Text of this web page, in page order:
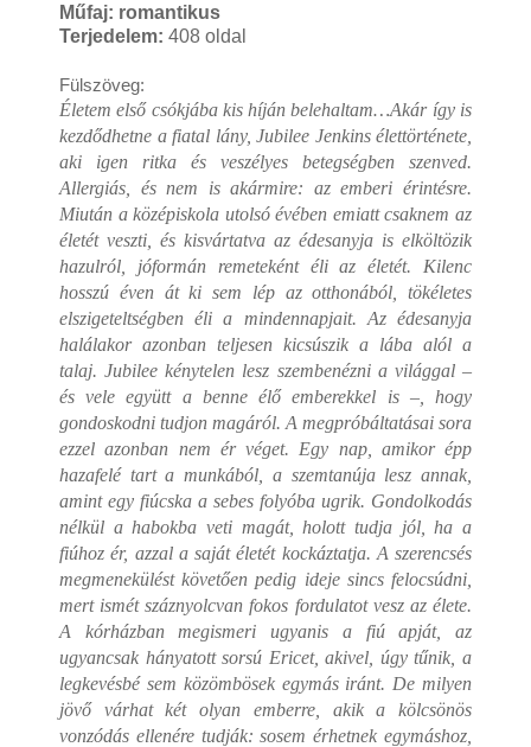
Műfaj: romantikus
Terjedelem: 408 oldal
Fülszöveg:
Életem ​első csókjába kis híján belehaltam…Akár így is
kezdődhetne a fiatal lány, Jubilee Jenkins élettörténete,
aki igen ritka és veszélyes betegségben szenved.
Allergiás, és nem is akármire: az emberi érintésre.
Miután a középiskola utolsó évében emiatt csaknem az
életét veszti, és kisvártatva az édesanyja is elköltözik
hazulról, jóformán remeteként éli az életét. Kilenc
hosszú éven át ki sem lép az otthonából, tökéletes
elszigeteltségben éli a mindennapjait. Az édesanyja
halálakor azonban teljesen kicsúszik a lába alól a
talaj. Jubilee kénytelen lesz szembenézni a világgal –
és vele együtt a benne élő emberekkel is –, hogy
gondoskodni tudjon magáról. A megpróbáltatásai sora
ezzel azonban nem ér véget. Egy nap, amikor épp
hazafelé tart a munkából, a szemtanúja lesz annak,
amint egy fiúcska a sebes folyóba ugrik. Gondolkodás
nélkül a habokba veti magát, holott tudja jól, ha a
fiúhoz ér, azzal a saját életét kockáztatja. A szerencsés
megmenekülést követően pedig ideje sincs felocsúdni,
mert ismét száznyolcvan fokos fordulatot vesz az élete.
A kórházban megismeri ugyanis a fiú apját, az
ugyancsak hányatott sorsú Ericet, akivel, úgy tűnik, a
legkevésbé sem közömbösek egymás iránt. De milyen
jövő várhat két olyan emberre, akik a kölcsönös
vonzódás ellenére tudják: sosem érhetnek egymáshoz,